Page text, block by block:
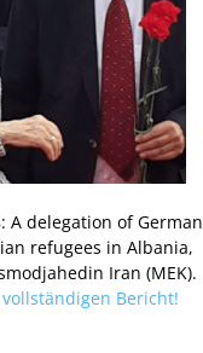
A delegation of German
refugees in Albania,
Iran (MEK).
Bericht!